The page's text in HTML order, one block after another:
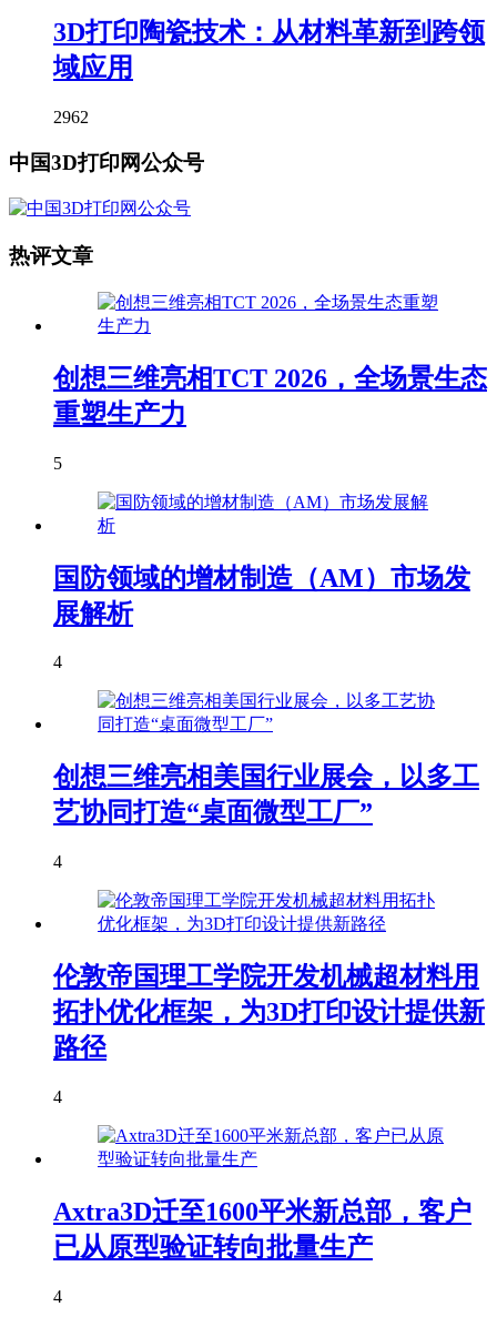
3D打印陶瓷技术：从材料革新到跨领
域应用
2962
中国3D打印网公众号
热评文章
创想三维亮相TCT 2026，全场景生态
重塑生产力
5
国防领域的增材制造（AM）市场发
展解析
4
创想三维亮相美国行业展会，以多工
艺协同打造“桌面微型工厂”
4
伦敦帝国理工学院开发机械超材料用
拓扑优化框架，为3D打印设计提供新
路径
4
Axtra3D迁至1600平米新总部，客户
已从原型验证转向批量生产
4